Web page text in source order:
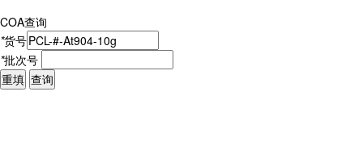
COA查询
*货号
*批次号
重填 查询